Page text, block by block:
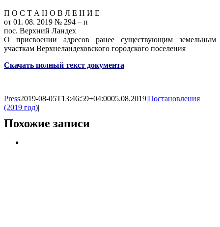
П О С Т А Н О В Л Е Н И Е
от 01. 08. 2019 № 294 – п
пос. Верхний Ландех
О присвоении адресов ранее существующим земельным
участкам Верхнеландеховского городского поселения
Скачать полный текст документа
Press2019-08-05T13:46:59+04:0005.08.2019|Постановления
(2019 год)|
Похожие записи